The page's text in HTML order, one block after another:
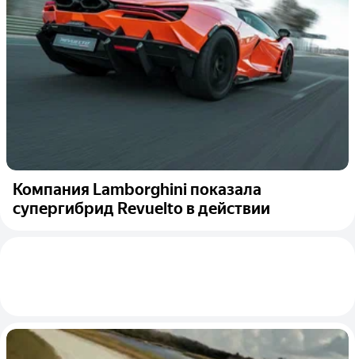
Компания Lamborghini показала
супергибрид Revuelto в действии